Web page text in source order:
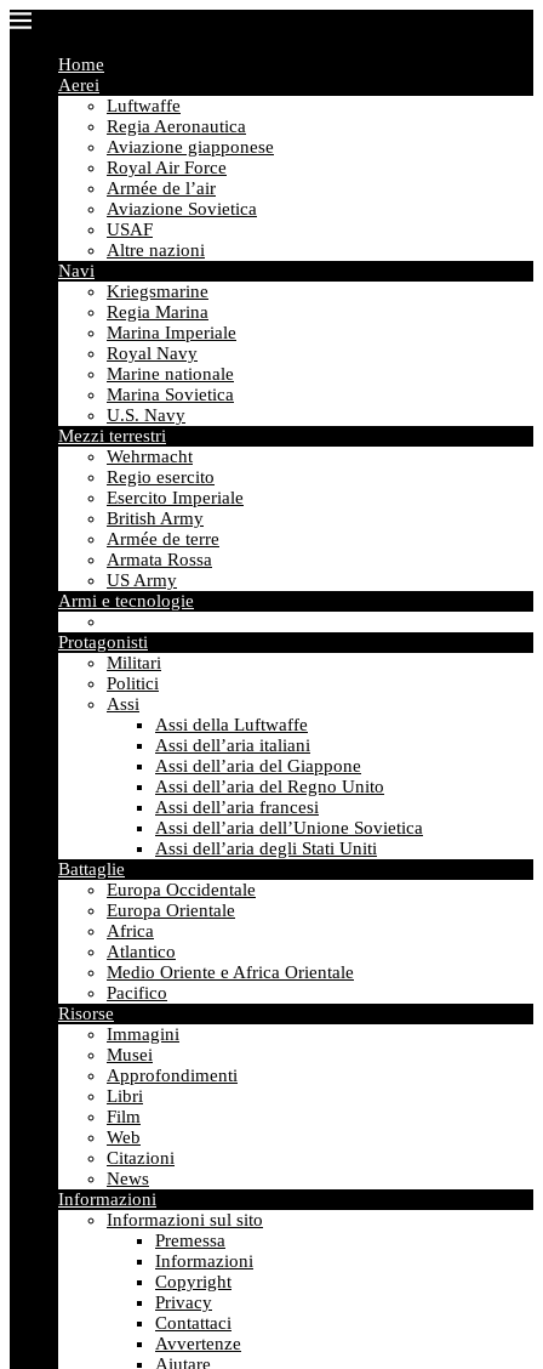
Home
Aerei
Luftwaffe
Regia Aeronautica
Aviazione giapponese
Royal Air Force
Armée de l’air
Aviazione Sovietica
USAF
Altre nazioni
Navi
Kriegsmarine
Regia Marina
Marina Imperiale
Royal Navy
Marine nationale
Marina Sovietica
U.S. Navy
Mezzi terrestri
Wehrmacht
Regio esercito
Esercito Imperiale
British Army
Armée de terre
Armata Rossa
US Army
Armi e tecnologie
Protagonisti
Militari
Politici
Assi
Assi della Luftwaffe
Assi dell’aria italiani
Assi dell’aria del Giappone
Assi dell’aria del Regno Unito
Assi dell’aria francesi
Assi dell’aria dell’Unione Sovietica
Assi dell’aria degli Stati Uniti
Battaglie
Europa Occidentale
Europa Orientale
Africa
Atlantico
Medio Oriente e Africa Orientale
Pacifico
Risorse
Immagini
Musei
Approfondimenti
Libri
Film
Web
Citazioni
News
Informazioni
Informazioni sul sito
Premessa
Informazioni
Copyright
Privacy
Contattaci
Avvertenze
Aiutare